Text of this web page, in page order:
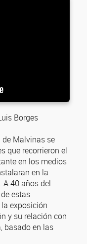
Borges
de Malvinas se
que recorrieron el
en los medios
en la
40 años del
estas
exposición
y su relación con
basado en las